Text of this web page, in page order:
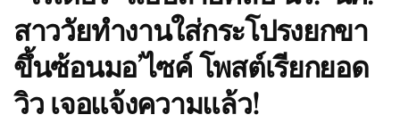
สาววัยทำงานใส่กระโปรงยกขา
ขึ้นซ้อนมอ’ไซค์ โพสต์เรียกยอด
วิว เจอแจ้งความแล้ว!